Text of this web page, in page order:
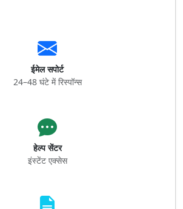
ईमेल सपोर्ट
24–48 घंटे में रिस्पॉन्स
हेल्प सेंटर
इंस्टेंट एक्सेस